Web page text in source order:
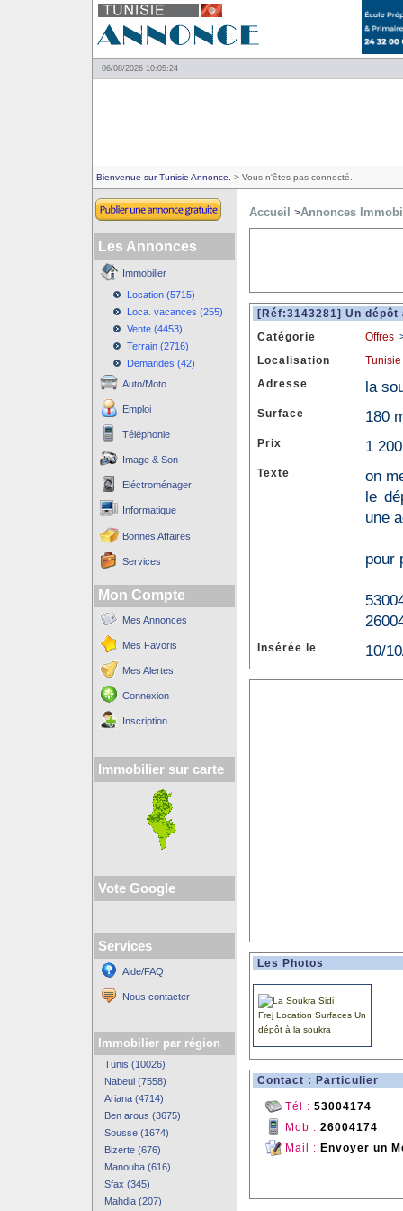
06/08/2026 10:05:24
Bienvenue sur Tunisie Annonce. > Vous n'êtes pas connecté.
Les Annonces
Immobilier
Location (5715)
Loca. vacances (255)
Vente (4453)
Terrain (2716)
Demandes (42)
Auto/Moto
Emploi
Téléphonie
Image & Son
Eléctroménager
Informatique
Bonnes Affaires
Services
Mon Compte
Mes Annonces
Mes Favoris
Mes Alertes
Connexion
Inscription
Immobilier sur carte
Vote Google
Services
Aide/FAQ
Nous contacter
Immobilier par région
Tunis (10026)
Nabeul (7558)
Ariana (4714)
Ben arous (3675)
Sousse (1674)
Bizerte (676)
Manouba (616)
Sfax (345)
Mahdia (207)
Accueil >Annonces
[Réf:3143281] Un
Catégorie
Offres
Localisation
Tunisie
Adresse
la
Surface 180
Prix 1
Texte
on
le
une
pour
Insérée le 10/
Les Photos
Contact : Particulier
Tél : 53004174
Mob : 26004174
Mail : Envoyer un